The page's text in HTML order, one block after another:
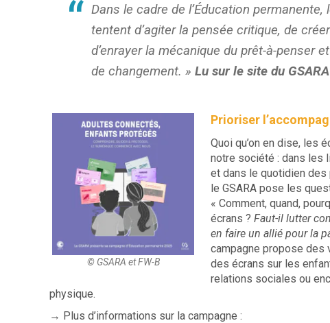
Dans le cadre de l’Éducation
tentent d’agiter la pensée critique, de
d’enrayer la mécanique du prêt-à-penser
de changement. » Lu sur le site du GSARA
© GSARA et FW-B
Prioriser
Quoi qu’on en dise, les
notre société : dans les
et dans le quotidien des
le GSARA pose les
« Comment, quand,
écrans ? Faut-il lutter
en faire un allié pour la
campagne propose des
des écrans sur les
relations sociales ou
physique.
→ Plus d’informations sur la campagne :